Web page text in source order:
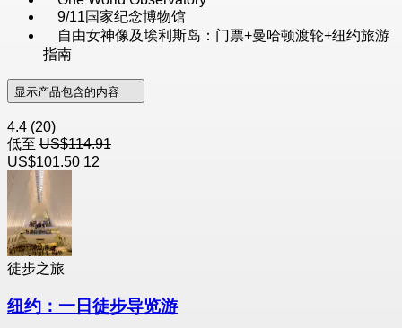
9/11国家纪念博物馆
自由女神像及埃利斯岛：门票+曼哈顿渡轮+纽约旅游
指南
显示产品包含的内容
4.4 (20)
低至 US$114.91
US$101.50 12
徒步之旅
纽约：一日徒步导览游